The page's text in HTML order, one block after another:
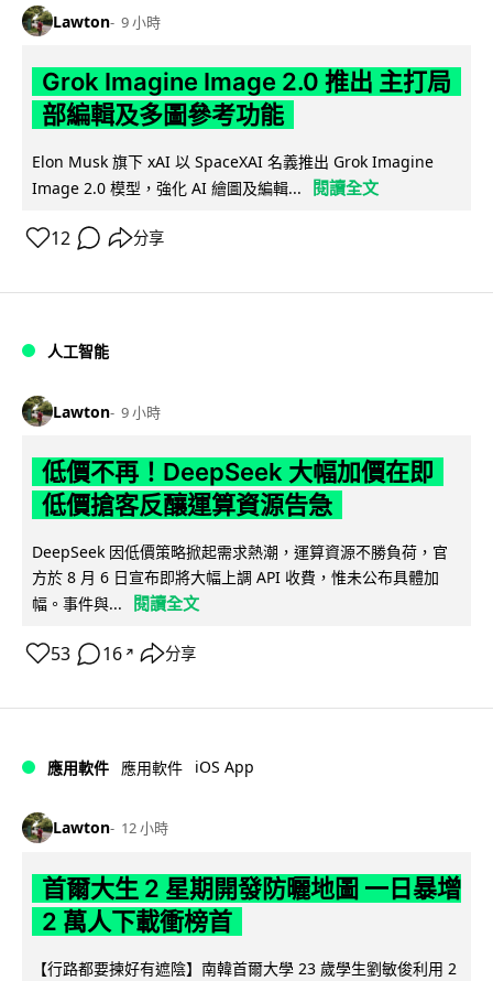
Lawton 9 小時
Grok Imagine Image 2.0 推出 主打局
部編輯及多圖參考功能
Elon Musk 旗下 xAI 以 SpaceXAI 名義推出 Grok Imagine
Image 2.0 模型，強化 AI 繪圖及編輯...
閱讀全文
12 分享
人工智能
Lawton 9 小時
低價不再！DeepSeek 大幅加價在即
低價搶客反釀運算資源告急
DeepSeek 因低價策略掀起需求熱潮，運算資源不勝負荷，官
方於 8 月 6 日宣布即將大幅上調 API 收費，惟未公布具體加
幅。事件與...
閱讀全文
53 16 ↗ 分享
應用軟件 應用軟件 iOS App
Lawton 12 小時
首爾大生 2 星期開發防曬地圖 一日暴增
2 萬人下載衝榜首
【行路都要揀好有遮陰】南韓首爾大學 23 歲學生劉敏俊利用 2